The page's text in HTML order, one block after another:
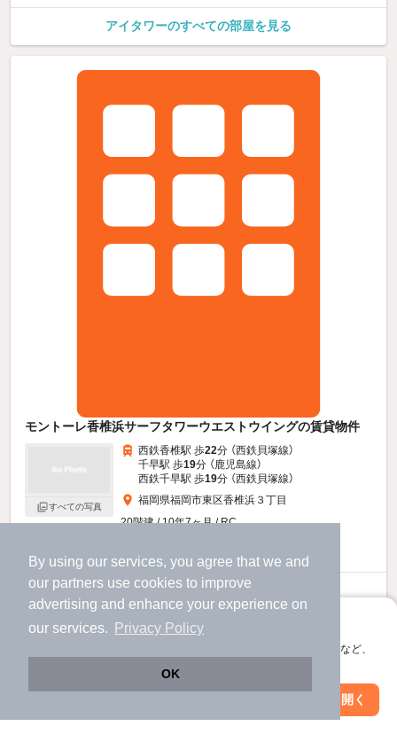
By using our services, you agree that we and
our partners use cookies to improve
advertising and enhance your experience on
our services.
Privacy Policy
OK
アプリに切り替えて、サクサクお部屋探し
会員登録なしですぐ使える。マップ検索やお気に入り保存など、
アプリを開く
アイタワーのすべての部屋を見る
モントーレ香椎浜サーフタワーウエストウイングの賃貸物件
すべての写真
西鉄香椎駅 歩22分 （西鉄貝塚線）
千早駅 歩19分 （鹿児島線）
西鉄千早駅 歩19分 （西鉄貝塚線）
福岡県福岡市東区香椎浜３丁目
20階建 / 10年7ヶ月 / RC
15.9万円
絞り込み条件を変更